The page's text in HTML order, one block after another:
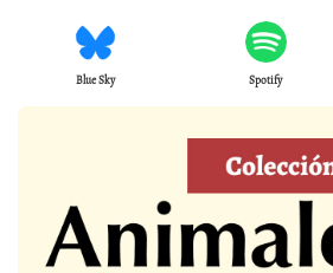
Blue Sky Spotify